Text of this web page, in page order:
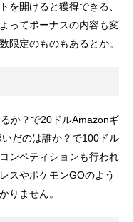
を開けると獲得できる、
ってボーナスの内容も変
限定のものもあるとか。
か？で20ドルAmazonギ
だのは誰か？で100ドル
ンペティションも行われ
スやポケモンGOのよう
りません。